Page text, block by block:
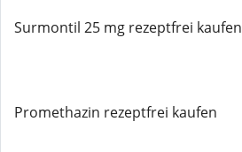
Surmontil 25 mg rezeptfrei kaufen
Promethazin rezeptfrei kaufen